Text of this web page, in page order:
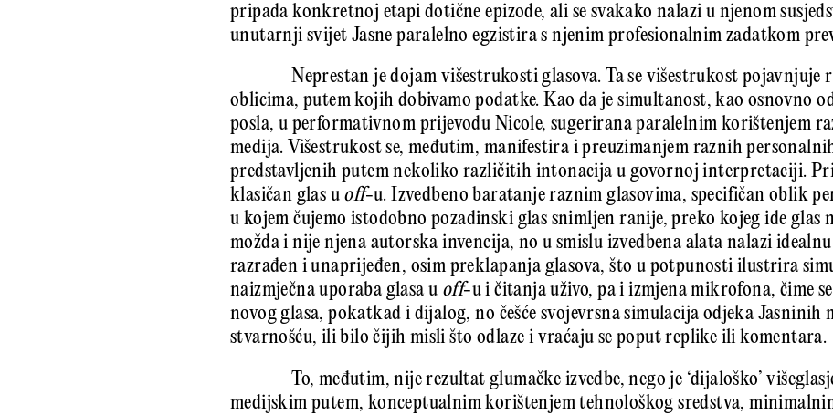
pripada konkretnoj etapi dotične epizode, ali se svakako nalazi u njenom
unutarnji svijet Jasne paralelno egzistira s njenim profesionalnim zadatkom
Neprestan je dojam višestrukosti glasova. Ta se višestrukost pojavnjuje
oblicima, putem kojih dobivamo podatke. Kao da je simultanost, kao osnovno
posla, u performativnom prijevodu Nicole, sugerirana paralelnim korištenjem
medija. Višestrukost se, međutim, manifestira i preuzimanjem raznih
predstavljenih putem nekoliko različitih intonacija u govornoj interpretaciji. Pri
klasičan glas u off-u. Izvedbeno baratanje raznim glasovima, specifičan oblik
u kojem čujemo istodobno pozadinski glas snimljen ranije, preko kojeg ide glas
možda i nije njena autorska invencija, no u smislu izvedbena alata nalazi
razrađen i unaprijeđen, osim preklapanja glasova, što u potpunosti ilustrira
naizmječna uporaba glasa u off-u i čitanja uživo, pa i izmjena mikrofona, čime
novog glasa, pokatkad i dijalog, no češće svojevrsna simulacija odjeka Jasninih
stvarnošću, ili bilo čijih misli što odlaze i vraćaju se poput replike ili komentara.
To, međutim, nije rezultat glumačke izvedbe, nego je ‘dijaloško’
medijskim putem, konceptualnim korištenjem tehnološkog sredstva,